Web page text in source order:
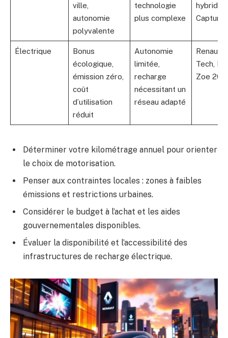
ville,
autonomie
polyvalente
technologie
plus complexe
hybride,
Captur
Électrique
Bonus
écologique,
émission zéro,
coût
d’utilisation
réduit
Autonomie
limitée,
recharge
nécessitant un
réseau adapté
Renault
Tech,
Zoe
Déterminer votre kilométrage annuel pour orienter
le choix de motorisation.
Penser aux contraintes locales : zones à faibles
émissions et restrictions urbaines.
Considérer le budget à l’achat et les aides
gouvernementales disponibles.
Évaluer la disponibilité et l’accessibilité des
infrastructures de recharge électrique.